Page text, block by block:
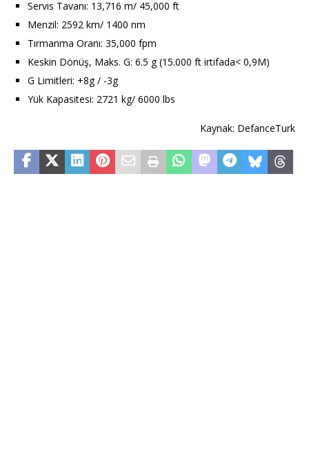
Servis Tavanı: 13,716 m/ 45,000 ft
Menzil: 2592 km/ 1400 nm
Tırmanma Oranı: 35,000 fpm
Keskin Dönüş, Maks. G: 6.5 g (15.000 ft irtifada< 0,9M)
G Limitleri: +8g / -3g
Yük Kapasitesi: 2721 kg/ 6000 lbs
Kaynak: DefanceTurk